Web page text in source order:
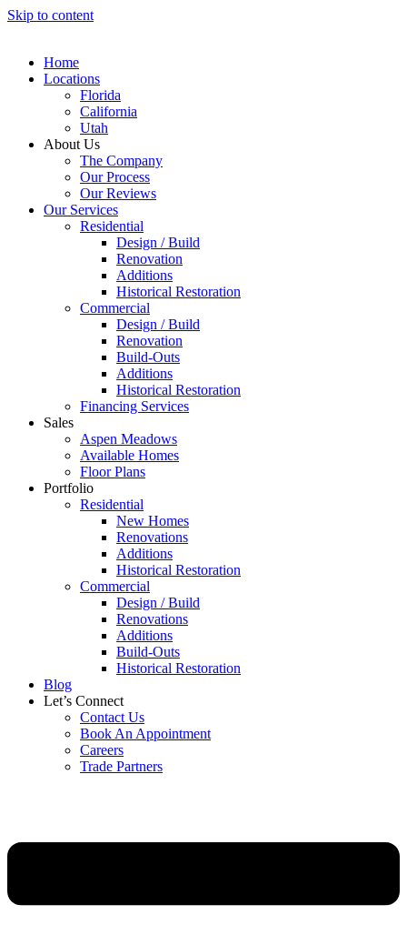
Skip to content
Home
Locations
Florida
California
Utah
About Us
The Company
Our Process
Our Reviews
Our Services
Residential
Design / Build
Renovation
Additions
Historical Restoration
Commercial
Design / Build
Renovation
Build-Outs
Additions
Historical Restoration
Financing Services
Sales
Aspen Meadows
Available Homes
Floor Plans
Portfolio
Residential
New Homes
Renovations
Additions
Historical Restoration
Commercial
Design / Build
Renovations
Additions
Build-Outs
Historical Restoration
Blog
Let’s Connect
Contact Us
Book An Appointment
Careers
Trade Partners